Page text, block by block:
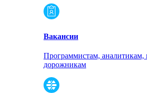
Вакансии
Программистам,
дорожникам